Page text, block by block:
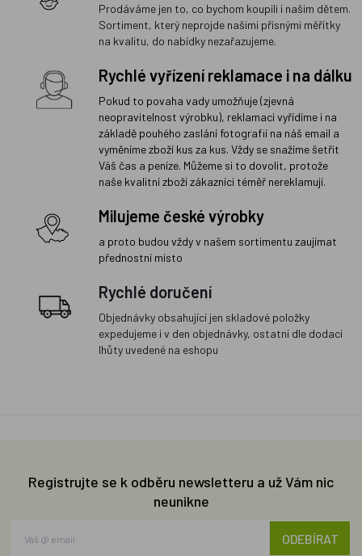
Prodáváme jen to, co bychom koupili i našim dětem.
Sortiment, který neprojde našimi přísnými měřítky
na kvalitu, do nabídky nezařazujeme.
Rychlé vyřízení reklamace i na dálku
Pokud to povaha vady umožňuje (zjevná
neopravitelnost výrobku), reklamaci vyřídíme i na
základě pouhého zaslání fotografií na náš email a
vyměníme zboží kus za kus. Vždy se snažíme šetřit
Váš čas a peníze. Můžeme si to dovolit, protože
naše kvalitní zboží zákazníci téměř nereklamují.
Milujeme české výrobky
a proto budou vždy v našem sortimentu zaujímat
přednostní místo
Rychlé doručení
Objednávky obsahující jen skladové položky
expedujeme i v den objednávky, ostatní dle dodací
lhůty uvedené na eshopu
Registrujte se k odběru newsletteru a už Vám nic
neunikne
ODEBÍRAT